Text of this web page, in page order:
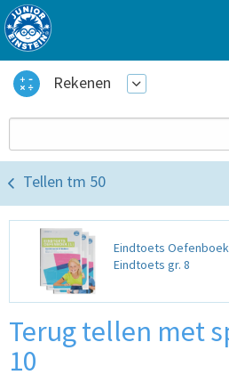
Rekenen
Tellen tm 50
Eindtoets
Eindtoets gr. 8
Terug tellen met
10